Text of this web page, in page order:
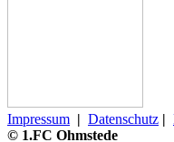
Impressum | Datenschutz |
© 1.FC Ohmstede